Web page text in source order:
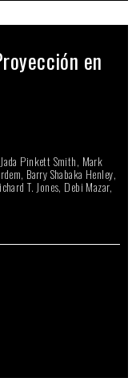
en
Pinkett Smith, Mark
Barry Shabaka Henley,
T. Jones, Debi Mazar,